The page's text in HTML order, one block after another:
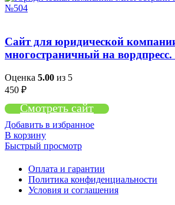
Сайт для юридической
многостраничный на
Оценка 5.00 из 5
450 ₽
Смотреть сайт
Добавить в избранное
В корзину
Быстрый просмотр
Оплата и гарантии
Политика конфиденциальности
Условия и соглашения